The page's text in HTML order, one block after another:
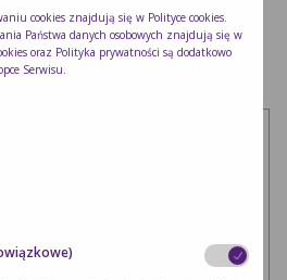
Wymagane pola są oznaczone
cookies znajdują się w Polityce cookies
Państwa danych osobowych znajdują się w
oraz Polityka prywatności są dodatkowo
Serwisu.